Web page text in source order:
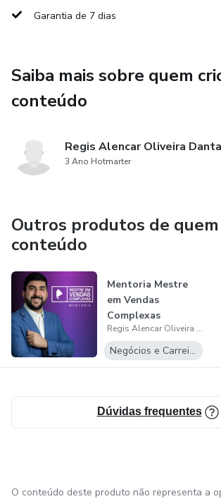
Garantia de 7 dias
Saiba mais sobre quem
conteúdo
Regis Alencar Oliveira
3 Ano Hotmarter
Outros produtos de quem
conteúdo
Mentoria Mestre
em Vendas
Complexas
Regis Alencar Oliveira Dantas
Negócios e Carreira
Dúvidas frequentes
O conteúdo deste produto não representa a